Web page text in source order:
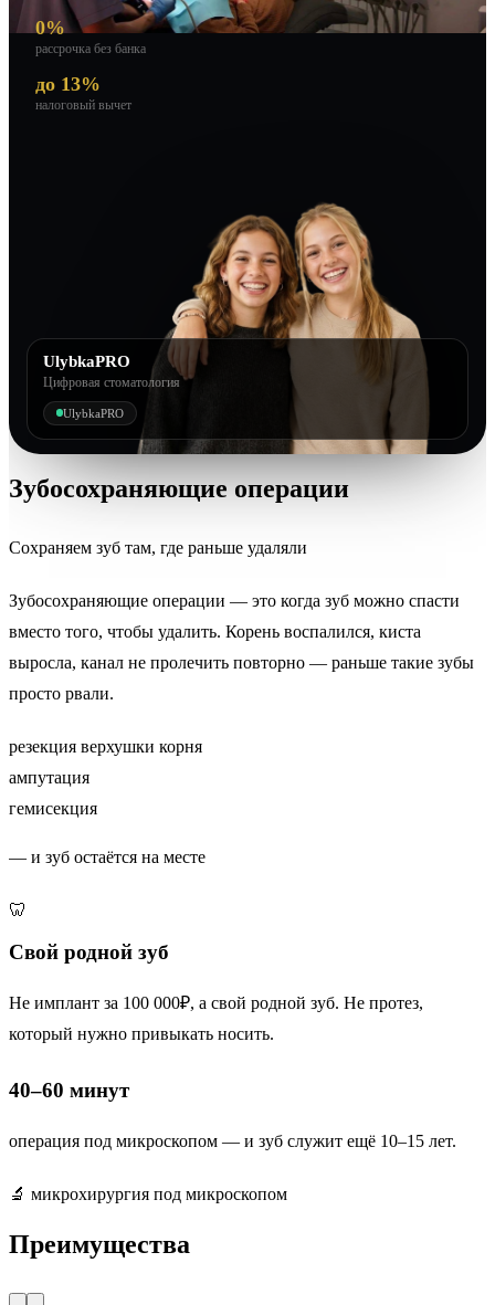
0%
рассрочка без банка
до 13%
налоговый вычет
UlybkaPRO
Цифровая стоматология
UlybkaPRO
Зубосохраняющие операции
Сохраняем зуб там, где раньше удаляли
Зубосохраняющие операции — это когда зуб можно спасти
вместо того, чтобы удалить. Корень воспалился, киста
выросла, канал не пролечить повторно — раньше такие зубы
просто рвали.
резекция верхушки корня
ампутация
гемисекция
— и зуб остаётся на месте
🦷
Свой родной зуб
Не имплант за 100 000₽, а свой родной зуб. Не протез,
который нужно привыкать носить.
40–60 минут
операция под микроскопом — и зуб служит ещё 10–15 лет.
🔬 микрохирургия под микроскопом
Преимущества